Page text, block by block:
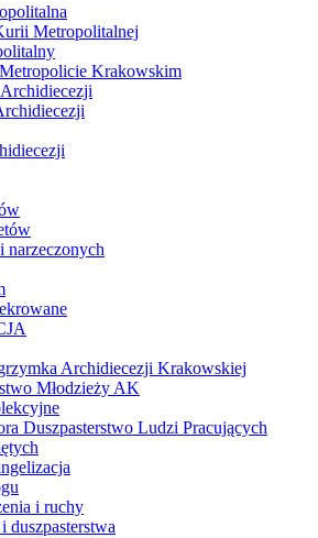
Metropolitalnej
Krakowskim
narzeczonych
Archidiecezji Krakowskiej
Młodzieży AK
Duszpasterstwo Ludzi Pracujących
i ruchy
duszpasterstwa